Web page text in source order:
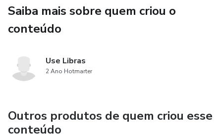
Saiba mais sobre quem criou o
conteúdo
Use Libras
2 Ano Hotmarter
Outros produtos de quem criou esse
conteúdo